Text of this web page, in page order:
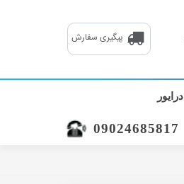
پیگیری سفارش
درایور
09024685817